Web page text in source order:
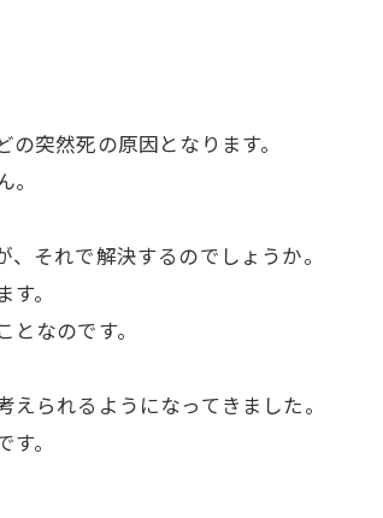
突然死の原因となります。
それで解決するのでしょうか。
。
なのです。
られるようになってきました。
。